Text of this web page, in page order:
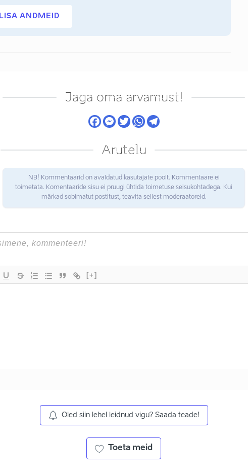
LISA ANDMEID
Jaga oma arvamust!
Arutelu
NB! Kommentaarid on avaldatud kasutajate poolt. Kommentaare ei
toimetata. Komentaaride sisu ei pruugi ühtida toimetuse seisukohtadega. Kui
märkad sobimatut postitust, teavita sellest moderaatoreid.
[+]
Oled siin lehel leidnud vigu? Saada teade!
Toeta meid